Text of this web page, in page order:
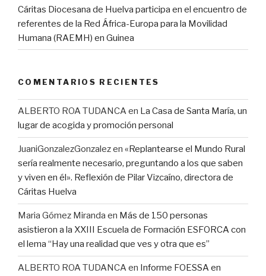
Cáritas Diocesana de Huelva participa en el encuentro de
referentes de la Red África-Europa para la Movilidad
Humana (RAEMH) en Guinea
COMENTARIOS RECIENTES
ALBERTO ROA TUDANCAen La Casa de Santa María, un
lugar de acogida y promoción personal
JuaniGonzalezGonzalezen «Replantearse el Mundo Rural
sería realmente necesario, preguntando a los que saben
y viven en él». Reflexión de Pilar Vizcaíno, directora de
Cáritas Huelva
Maria Gómez Miranda en Más de 150 personas
asistieron a la XXIII Escuela de Formación ESFORCA con
el lema “Hay una realidad que ves y otra que es”
ALBERTO ROA TUDANCAen Informe FOESSA en